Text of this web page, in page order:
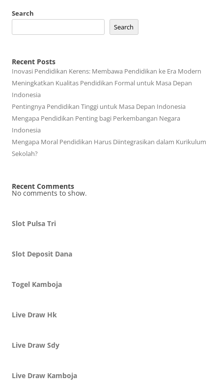
Search
Search
Recent Posts
Inovasi Pendidikan Kerens: Membawa Pendidikan ke Era Modern
Meningkatkan Kualitas Pendidikan Formal untuk Masa Depan
Indonesia
Pentingnya Pendidikan Tinggi untuk Masa Depan Indonesia
Mengapa Pendidikan Penting bagi Perkembangan Negara
Indonesia
Mengapa Moral Pendidikan Harus Diintegrasikan dalam Kurikulum
Sekolah?
Recent Comments
No comments to show.
Slot Pulsa Tri
Slot Deposit Dana
Togel Kamboja
Live Draw Hk
Live Draw Sdy
Live Draw Kamboja